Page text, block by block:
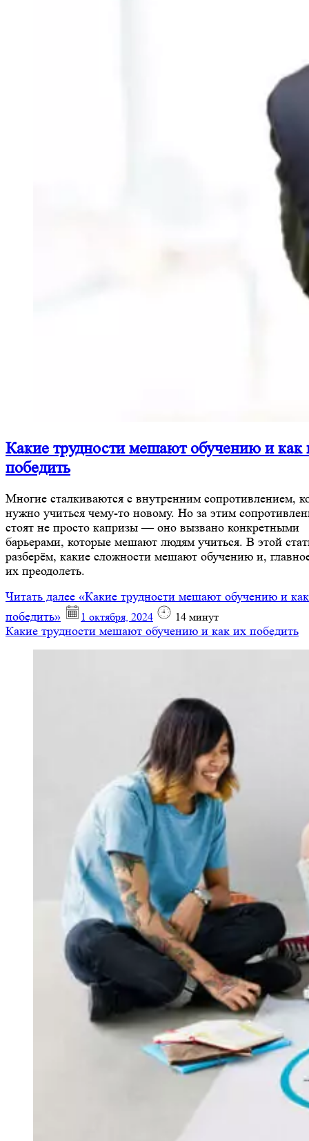
Какие трудности мешают обучению и как
победить
Многие сталкиваются с внутренним сопротивлением,
нужно учиться чему-то новому. Но за этим
стоят не просто капризы — оно вызвано конкретными
барьерами, которые мешают людям учиться. В этой
разберём, какие сложности мешают обучению и,
их преодолеть.
Читать далее «Какие трудности мешают обучению и
победить»
1 октября, 2024 14 минут
Какие трудности мешают обучению и как их победить